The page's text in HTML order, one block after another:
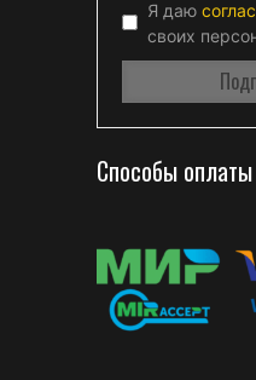
Я даю
своих
Способы оплаты